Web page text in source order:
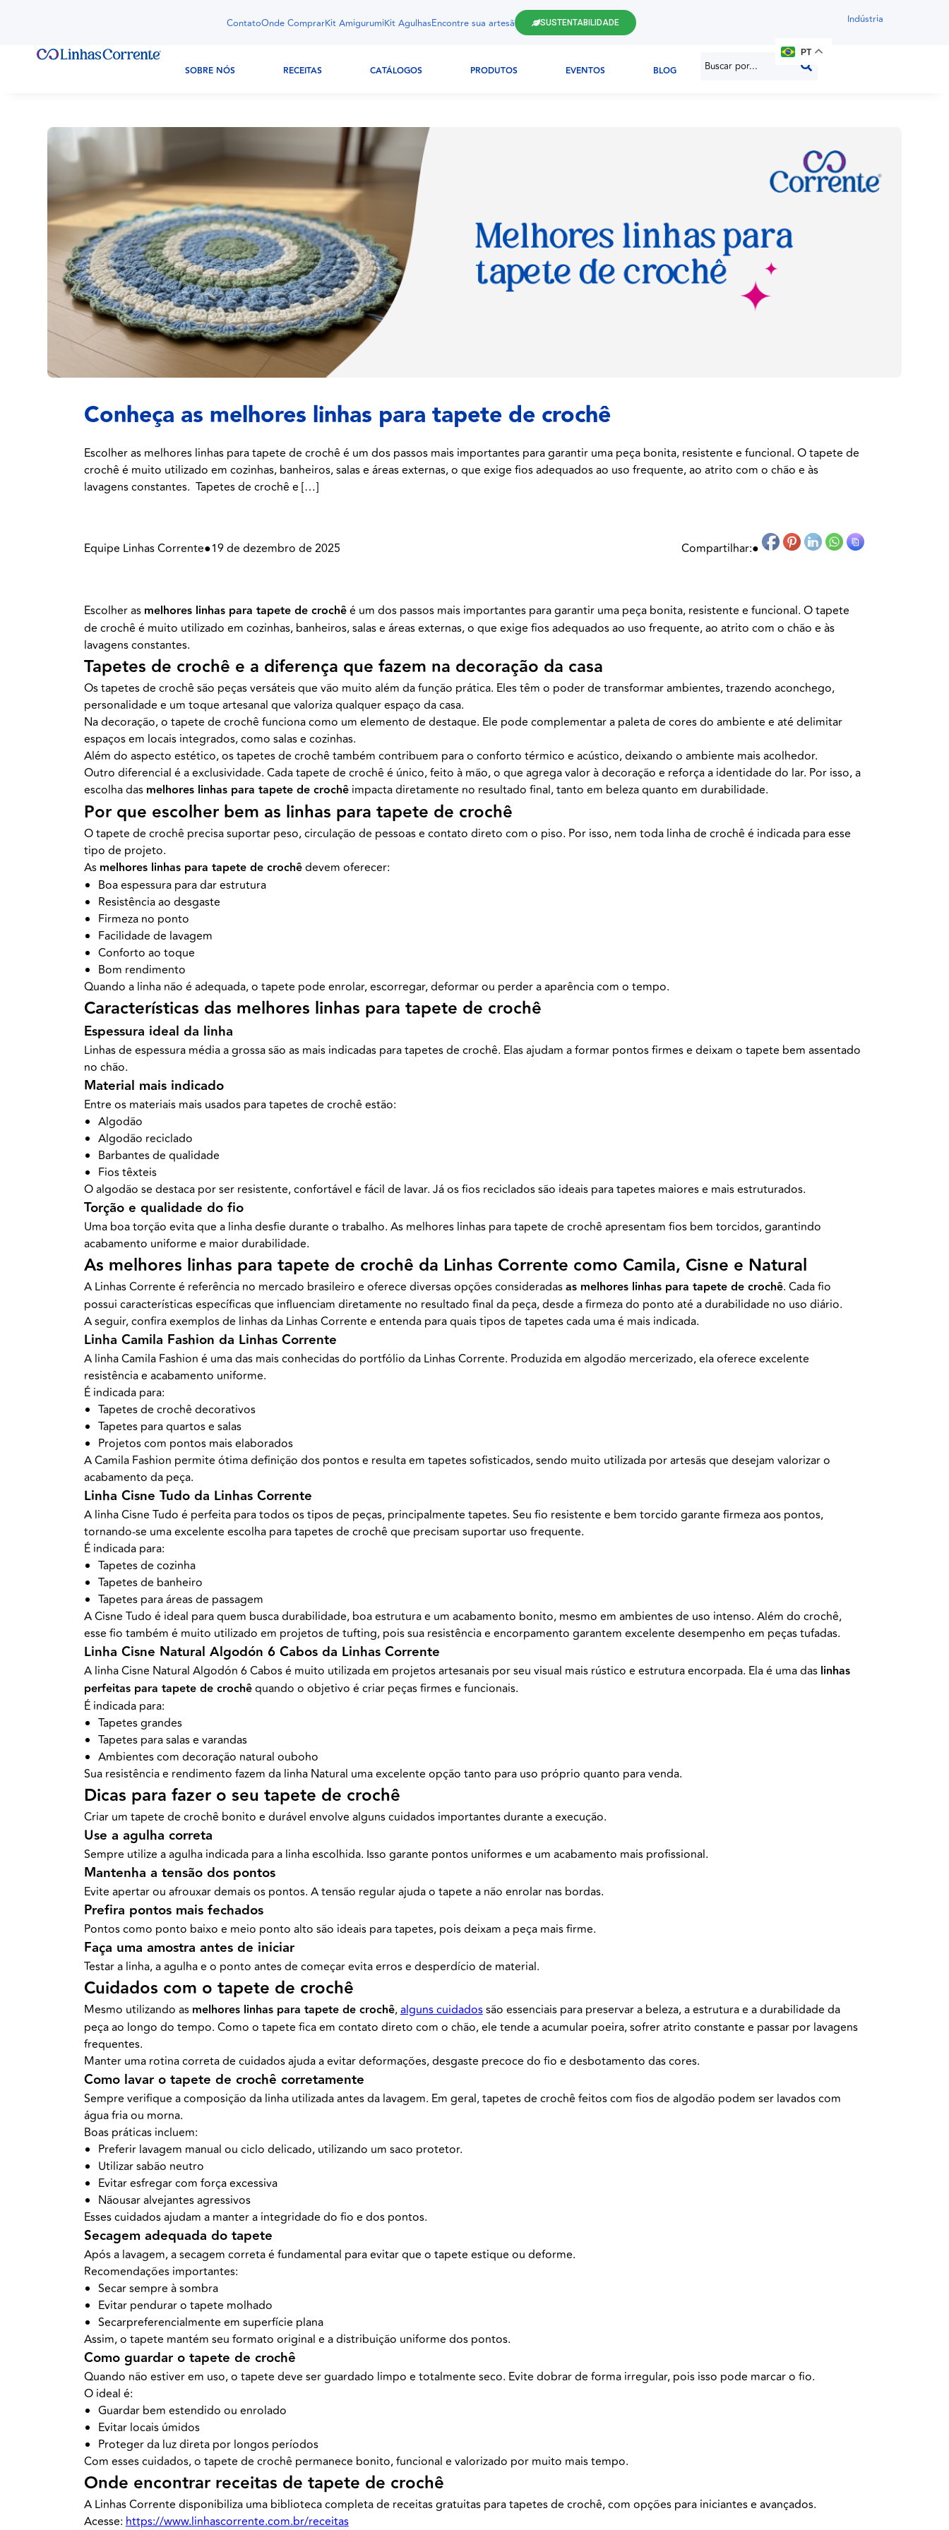
ContatoOnde ComprarKit AmigurumiKit AgulhasEncontre sua artesã SUSTENTABILIDADE Indústria
SOBRE NÓS RECEITAS CATÁLOGOS PRODUTOS EVENTOS BLOG
PT
Conheça as melhores linhas para tapete de crochê
Escolher as melhores linhas para tapete de crochê é um dos passos mais importantes para garantir uma peça bonita, resistente e funcional. O tapete de
crochê é muito utilizado em cozinhas, banheiros, salas e áreas externas, o que exige fios adequados ao uso frequente, ao atrito com o chão e às
lavagens constantes. Tapetes de crochê e […]
Equipe Linhas Corrente●19 de dezembro de 2025 Compartilhar:●
Escolher as melhores linhas para tapete de crochêé um dos passos mais importantes para garantir uma peça bonita, resistente e funcional. O tapete
de crochê é muito utilizado em cozinhas, banheiros, salas e áreas externas, o que exige fios adequados ao uso frequente, ao atrito com o chão e às
lavagens constantes.
Tapetes de crochê e a diferença que fazem na decoração da casa
Os tapetes de crochê são peças versáteis que vão muito além da função prática. Eles têm o poder de transformar ambientes, trazendo aconchego,
personalidade e um toque artesanal que valoriza qualquer espaço da casa.
Na decoração, o tapete de crochê funciona como um elemento de destaque. Ele pode complementar a paleta de cores do ambiente e até delimitar
espaços em locais integrados, como salas e cozinhas.
Além do aspecto estético, os tapetes de crochê também contribuem para o conforto térmico e acústico, deixando o ambiente mais acolhedor.
Outro diferencial é a exclusividade. Cada tapete de crochê é único, feito à mão, o que agrega valor à decoração e reforça a identidade do lar. Por isso, a
escolha das melhores linhas para tapete de crochêimpacta diretamente no resultado final, tanto em beleza quanto em durabilidade.
Por que escolher bem as linhas para tapete de crochê
O tapete de crochê precisa suportar peso, circulação de pessoas e contato direto com o piso. Por isso, nem toda linha de crochê é indicada para esse
tipo de projeto.
As melhores linhas para tapete de crochêdevem oferecer:
Boa espessura para dar estrutura
Resistência ao desgaste
Firmeza no ponto
Facilidade de lavagem
Conforto ao toque
Bom rendimento
Quando a linha não é adequada, o tapete pode enrolar, escorregar, deformar ou perder a aparência com o tempo.
Características das melhores linhas para tapete de crochê
Espessura ideal da linha
Linhas de espessura média a grossa são as mais indicadas para tapetes de crochê. Elas ajudam a formar pontos firmes e deixam o tapete bem assentado
no chão.
Material mais indicado
Entre os materiais mais usados para tapetes de crochê estão:
Algodão
Algodão reciclado
Barbantes de qualidade
Fios têxteis
O algodão se destaca por ser resistente, confortável e fácil de lavar. Já os fios reciclados são ideais para tapetes maiores e mais estruturados.
Torção e qualidade do fio
Uma boa torção evita que a linha desfie durante o trabalho. As melhores linhas para tapete de crochê apresentam fios bem torcidos, garantindo
acabamento uniforme e maior durabilidade.
As melhores linhas para tapete de crochê da Linhas Corrente como Camila, Cisne e Natural
A Linhas Corrente é referência no mercado brasileiro e oferece diversas opções consideradasas melhores linhas para tapete de crochê. Cada fio
possui características específicas que influenciam diretamente no resultado final da peça, desde a firmeza do ponto até a durabilidade no uso diário.
A seguir, confira exemplos de linhas da Linhas Corrente e entenda para quais tipos de tapetes cada uma é mais indicada.
Linha Camila Fashion da Linhas Corrente
A linha Camila Fashion é uma das mais conhecidas do portfólio da Linhas Corrente. Produzida em algodão mercerizado, ela oferece excelente
resistência e acabamento uniforme.
É indicada para:
Tapetes de crochê decorativos
Tapetes para quartos e salas
Projetos com pontos mais elaborados
A Camila Fashion permite ótima definição dos pontos e resulta em tapetes sofisticados, sendo muito utilizada por artesãs que desejam valorizar o
acabamento da peça.
Linha Cisne Tudo da Linhas Corrente
A linha Cisne Tudo é perfeita para todos os tipos de peças, principalmente tapetes. Seu fio resistente e bem torcido garante firmeza aos pontos,
tornando-se uma excelente escolha para tapetes de crochê que precisam suportar uso frequente.
É indicada para:
Tapetes de cozinha
Tapetes de banheiro
Tapetes para áreas de passagem
A Cisne Tudo é ideal para quem busca durabilidade, boa estrutura e um acabamento bonito, mesmo em ambientes de uso intenso. Além do crochê,
esse fio também é muito utilizado em projetos de tufting, pois sua resistência e encorpamento garantem excelente desempenho em peças tufadas.
Linha Cisne Natural Algodón 6 Cabos da Linhas Corrente
A linha Cisne Natural Algodón 6 Cabos é muito utilizada em projetos artesanais por seu visual mais rústico e estrutura encorpada. Ela é uma das linhas
perfeitas para tapete de crochêquando o objetivo é criar peças firmes e funcionais.
É indicada para:
Tapetes grandes
Tapetes para salas e varandas
Ambientes com decoração natural ouboho
Sua resistência e rendimento fazem da linha Natural uma excelente opção tanto para uso próprio quanto para venda.
Dicas para fazer o seu tapete de crochê
Criar um tapete de crochê bonito e durável envolve alguns cuidados importantes durante a execução.
Use a agulha correta
Sempre utilize a agulha indicada para a linha escolhida. Isso garante pontos uniformes e um acabamento mais profissional.
Mantenha a tensão dos pontos
Evite apertar ou afrouxar demais os pontos. A tensão regular ajuda o tapete a não enrolar nas bordas.
Prefira pontos mais fechados
Pontos como ponto baixo e meio ponto alto são ideais para tapetes, pois deixam a peça mais firme.
Faça uma amostra antes de iniciar
Testar a linha, a agulha e o ponto antes de começar evita erros e desperdício de material.
Cuidados com o tapete de crochê
Mesmo utilizando as melhores linhas para tapete de crochê,alguns cuidadossão essenciais para preservar a beleza, a estrutura e a durabilidade da
peça ao longo do tempo. Como o tapete fica em contato direto com o chão, ele tende a acumular poeira, sofrer atrito constante e passar por lavagens
frequentes.
Manter uma rotina correta de cuidados ajuda a evitar deformações, desgaste precoce do fio e desbotamento das cores.
Como lavar o tapete de crochê corretamente
Sempre verifique a composição da linha utilizada antes da lavagem. Em geral, tapetes de crochê feitos com fios de algodão podem ser lavados com
água fria ou morna.
Boas práticas incluem:
Preferir lavagem manual ou ciclo delicado, utilizando um saco protetor.
Utilizar sabão neutro
Evitar esfregar com força excessiva
Nãousar alvejantes agressivos
Esses cuidados ajudam a manter a integridade do fio e dos pontos.
Secagem adequada do tapete
Após a lavagem, a secagem correta é fundamental para evitar que o tapete estique ou deforme.
Recomendações importantes:
Secar sempre à sombra
Evitar pendurar o tapete molhado
Secarpreferencialmente em superfície plana
Assim, o tapete mantém seu formato original e a distribuição uniforme dos pontos.
Como guardar o tapete de crochê
Quando não estiver em uso, o tapete deve ser guardado limpo e totalmente seco. Evite dobrar de forma irregular, pois isso pode marcar o fio.
O ideal é:
Guardar bem estendido ou enrolado
Evitar locais úmidos
Proteger da luz direta por longos períodos
Com esses cuidados, o tapete de crochê permanece bonito, funcional e valorizado por muito mais tempo.
Onde encontrar receitas de tapete de crochê
A Linhas Corrente disponibiliza uma biblioteca completa de receitas gratuitas para tapetes de crochê, com opções para iniciantes e avançados.
Acesse: https://www.linhascorrente.com.br/receitas